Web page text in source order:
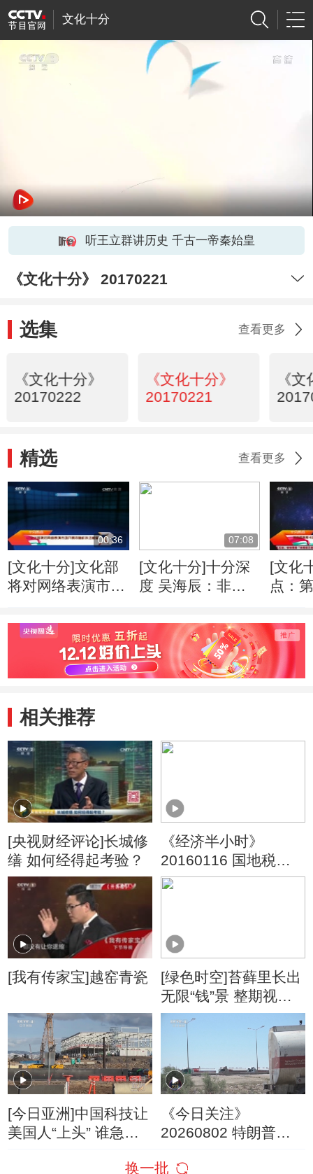
文化十分
听王立群讲历史 千古一帝秦始皇
《文化十分》 20170221
选集 查看更多
《文化十分》
20170222
《文化十分》
20170221
《
精选 查看更多
00:36
[文化十分]文化部
将对网络表演市场
查
07:08
[文化十分]十分深
度 吴海辰：非洲
保护者
[文化
点：
城》
相关推荐
[央视财经评论]长城修
缮 如何经得起考验？
《经济半小时》
20160116 国地税征
管大变革
[我有传家宝]越窑青瓷
[绿色时空]苔藓里长出
无限“钱”景 整期视频
(20160110)
[今日亚洲]中国科技让
美国人“上头” 谁急
《今日关注》
20260802 特朗普叫
朗称摧毁美军F-35战
换一批